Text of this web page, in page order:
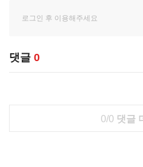
댓글 0
0/0 댓글